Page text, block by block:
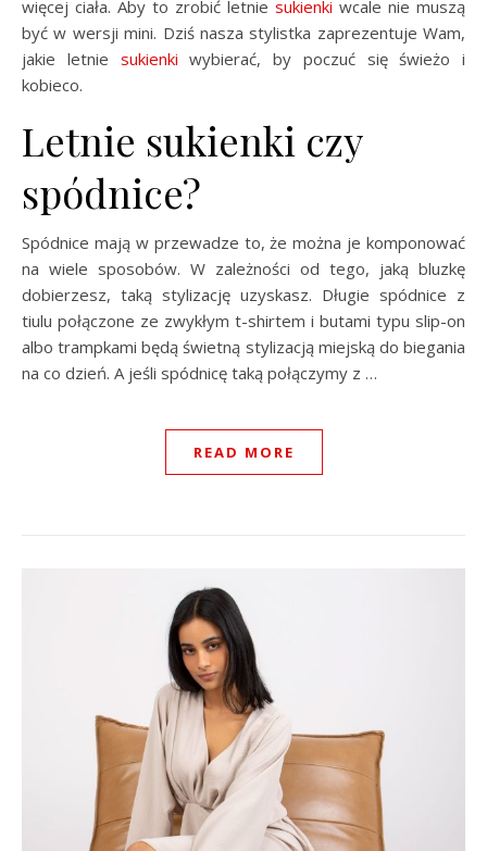
więcej ciała. Aby to zrobić letnie sukienki wcale nie muszą
być w wersji mini. Dziś nasza stylistka zaprezentuje Wam,
jakie letnie sukienki wybierać, by poczuć się świeżo i
kobieco.
Letnie sukienki czy
spódnice?
Spódnice mają w przewadze to, że można je komponować
na wiele sposobów. W zależności od tego, jaką bluzkę
dobierzesz, taką stylizację uzyskasz. Długie spódnice z
tiulu połączone ze zwykłym t-shirtem i butami typu slip-on
albo trampkami będą świetną stylizacją miejską do biegania
na co dzień. A jeśli spódnicę taką połączymy z …
READ MORE